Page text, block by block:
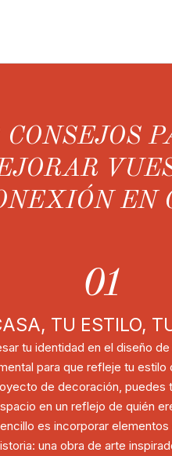
CONSEJOS
EN
01
TU ESTILO,
tu identidad en el diseño
para que refleje tu estilo
de decoración, puedes
en un reflejo de quién
es incorporar
una obra de arte